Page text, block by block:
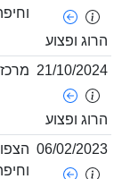
ופצוע
וחיפה
21/10/
ופצוע
מרכז
06/02/ הצפון
וחיפה